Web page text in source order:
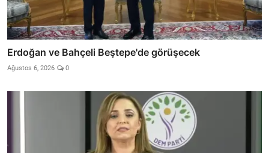
Erdoğan ve Bahçeli Beştepe'de görüşecek
Ağustos 6, 2026 0